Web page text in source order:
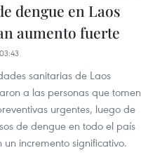
dengue en Laos
aumento fuerte
sanitarias de Laos
a las personas que tomen
urgentes, luego de
de dengue en todo el país
un incremento significativo.